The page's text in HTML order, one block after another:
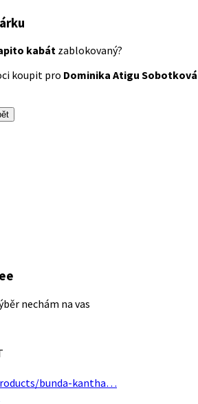
kabát zablokovaný?
koupit pro Dominika Atigu Sobotková
nechám na vas
bunda-kantha…